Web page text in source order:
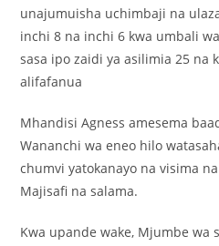
unajumuisha uchimbaji na
inchi 8 na inchi 6 kwa umbali
sasa ipo zaidi ya asilimia 25 na
alifafanua
Mhandisi Agness amesema
Wananchi wa eneo hilo
chumvi yatokanayo na visima
Majisafi na salama.
Kwa upande wake, Mjumbe wa